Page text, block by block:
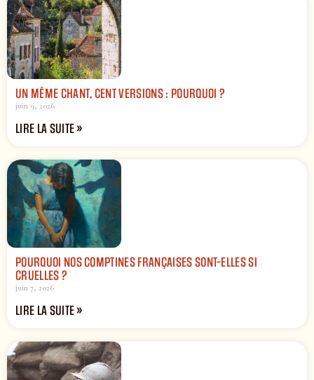
UN MÊME CHANT, CENT VERSIONS : POURQUOI ?
juin 9, 2026
LIRE LA SUITE »
POURQUOI NOS COMPTINES FRANÇAISES SONT-ELLES SI
CRUELLES ?
juin 7, 2026
LIRE LA SUITE »